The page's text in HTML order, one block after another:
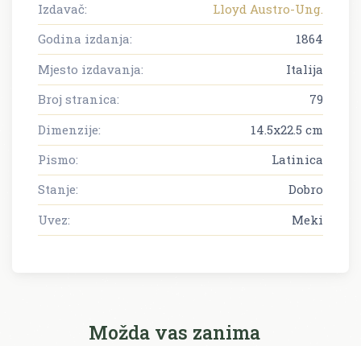
Izdavač:
Lloyd Austro-Ung.
Godina izdanja:
1864
Mjesto izdavanja:
Italija
Broj stranica:
79
Dimenzije:
14.5x22.5 cm
Pismo:
Latinica
Stanje:
Dobro
Uvez:
Meki
Možda vas zanima